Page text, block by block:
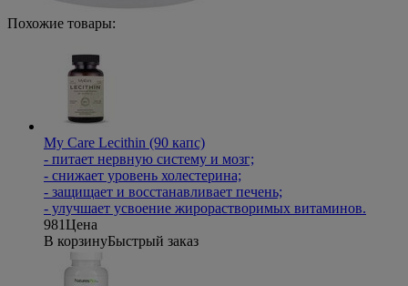
Похожие товары:
My Care Lecithin (90 капс)
- питает нервную систему и мозг;
- снижает уровень холестерина;
- защищает и восстанавливает печень;
- улучшает усвоение жирорастворимых витаминов.
981Цена
В корзинуБыстрый заказ